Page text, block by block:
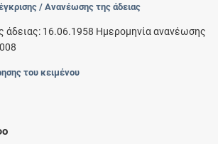
/ Ανανέωσης της άδειας
άδειας: 16.06.1958 Ημερομηνία ανανέωσης
του κειμένου